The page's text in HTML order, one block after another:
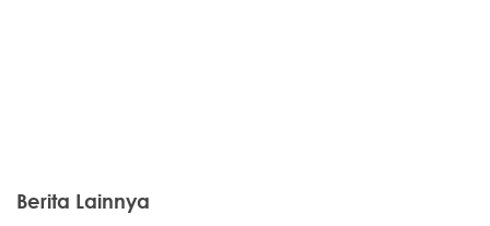
Berita Lainnya